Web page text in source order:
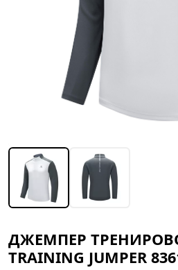
ДЖЕМПЕР
TRAINING JUMPER